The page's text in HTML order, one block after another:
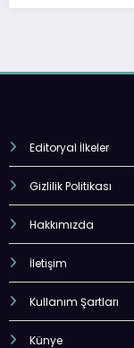
Editoryal İlkeler
Gizlilik Politikası
Hakkımızda
İletişim
Kullanım Şartları
Künye